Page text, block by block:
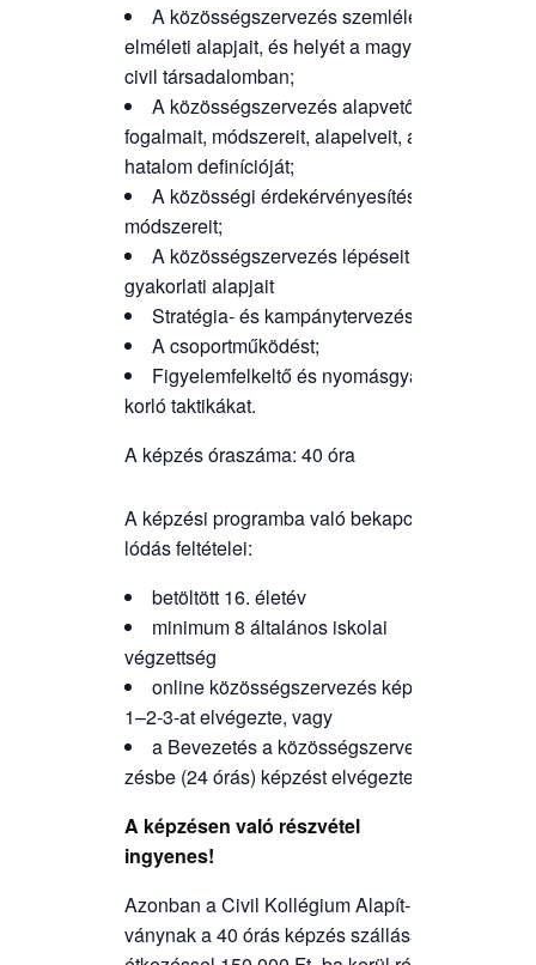
A közös­ség­szer­ve­zés szem­lé­le­tét,
elmé­le­ti alap­ja­it, és helyét a magyar
civil társadalomban;
A közös­ség­szer­ve­zés alap­ve­tő
fogal­ma­it, mód­sze­re­it, alap­el­ve­it, a
hata­lom definícióját;
A közös­sé­gi érdek­ér­vé­nye­sí­tés
módszereit;
A közös­ség­szer­ve­zés lépé­se­it és
gya­kor­la­ti alapjait
Stra­té­gia- és kampánytervezést;
A cso­port­mű­kö­dést;
Figye­lem­fel­kel­tő és nyo­más­gya­
kor­ló taktikákat.
A kép­zés óra­szá­ma: 40 óra
A kép­zé­si prog­ram­ba való bekap­cso­
ló­dás feltételei:
betöl­tött 16. életév
mini­mum 8 álta­lá­nos isko­lai
végzettség
online közös­ség­szer­ve­zés kép­zés
1–2‑3-at elvé­gez­te, vagy
a Beve­ze­tés a közös­ség­szer­ve­
zés­be (24 órás) kép­zést elvégezte
A kép­zé­sen való rész­vé­tel
ingyenes!
Azon­ban a Civil Kol­lé­gi­um Ala­pít­
vány­nak a 40 órás kép­zés szál­lás­sal,